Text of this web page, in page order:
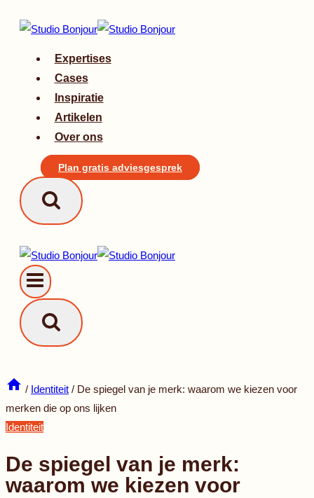
naar
Expertises
Cases
Inspiratie
Artikelen
Over ons
Plan gratis adviesgesprek
/ Identiteit / De spiegel van je merk: waarom we kiezen voor
merken die op ons lijken
Identiteit
De spiegel van je merk:
waarom we kiezen voor